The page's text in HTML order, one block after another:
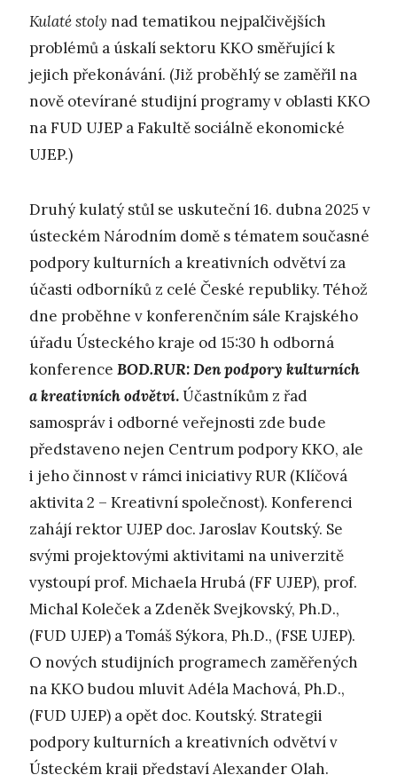
Kulaté stoly nad tematikou nejpalčivějších
problémů a úskalí sektoru KKO směřující k
jejich překonávání. (Již proběhlý se zaměřil na
nově otevírané studijní programy v oblasti KKO
na FUD UJEP a Fakultě sociálně ekonomické
UJEP.)
Druhý kulatý stůl se uskuteční 16. dubna 2025 v
ústeckém Národním domě s tématem současné
podpory kulturních a kreativních odvětví za
účasti odborníků z celé České republiky. Téhož
dne proběhne v konferenčním sále Krajského
úřadu Ústeckého kraje od 15:30 h odborná
konference BOD.RUR: Den podpory kulturních
a kreativních odvětví.Účastníkům z řad
samospráv i odborné veřejnosti zde bude
představeno nejen Centrum podpory KKO, ale
i jeho činnost v rámci iniciativy RUR (Klíčová
aktivita 2 – Kreativní společnost). Konferenci
zahájí rektor UJEP doc. Jaroslav Koutský. Se
svými projektovými aktivitami na univerzitě
vystoupí prof. Michaela Hrubá (FF UJEP), prof.
Michal Koleček a Zdeněk Svejkovský, Ph.D.,
(FUD UJEP) a Tomáš Sýkora, Ph.D., (FSE UJEP).
O nových studijních programech zaměřených
na KKO budou mluvit Adéla Machová, Ph.D.,
(FUD UJEP) a opět doc. Koutský. Strategii
podpory kulturních a kreativních odvětví v
Ústeckém kraji představí Alexander Olah.